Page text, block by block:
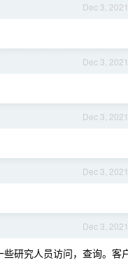
Dec 3, 2021
Dec 3, 2021
Dec 3, 2021
Dec 3, 2021
Dec 3, 2021
研究人员访问，查询。客